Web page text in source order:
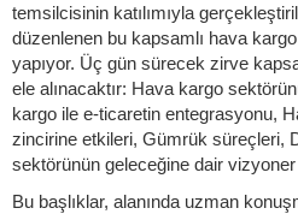
temsilcisinin katılımıyla
düzenlenen bu kapsamlı hava
yapıyor. Üç gün sürecek zirve
ele alınacaktır: Hava kargo
kargo ile e-ticaretin entegrasyonu,
zincirine etkileri, Gümrük süreçleri,
sektörünün geleceğine dair
Bu başlıklar, alanında uzman